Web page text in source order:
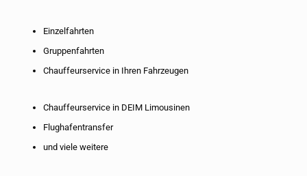
Einzelfahrten
Gruppenfahrten
Chauffeurservice in Ihren Fahrzeugen
Chauffeurservice in DEIM Limousinen
Flughafentransfer
und viele weitere